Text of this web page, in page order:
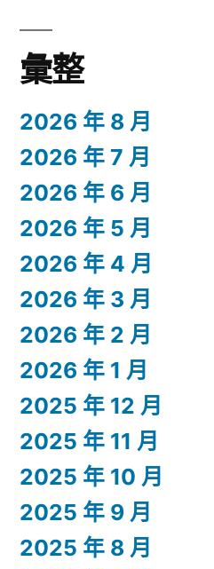
彙整
2026 年 8 月
2026 年 7 月
2026 年 6 月
2026 年 5 月
2026 年 4 月
2026 年 3 月
2026 年 2 月
2026 年 1 月
2025 年 12 月
2025 年 11 月
2025 年 10 月
2025 年 9 月
2025 年 8 月